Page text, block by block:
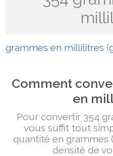
grammes en millilitres (
Comment
en
Pour convertir 354
vous suffit tout
quantité en grammes
densité de